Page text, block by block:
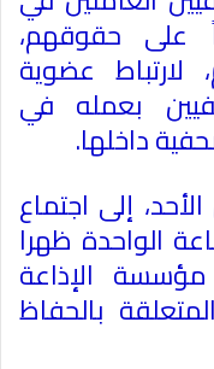
على حقوقهم،
لارتباط عضوية
بعمله في
داخلها.
إلى اجتماع
الواحدة ظهرا
الإذاعة
بالحفاظ